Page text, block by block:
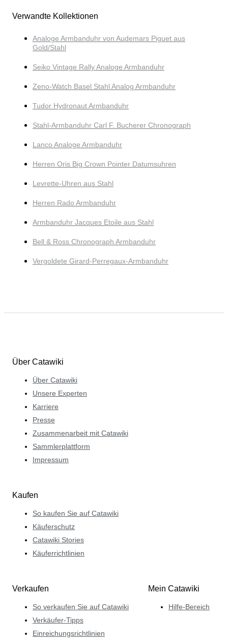
Verwandte Kollektionen
Analoge Armbanduhr von Audemars Piguet aus
Gold/Stahl
Seiko Vintage Rally Analoge Armbanduhr
Zeno-Watch Basel Stahl Analog Armbanduhr
Tudor Hydronaut Armbanduhr
Stahl-Armbanduhr Carl F. Bucherer Chronograph
Lanco Analoge Armbanduhr
Herren Oris Big Crown Pointer Datumsuhren
Levrette-Uhren aus Stahl
Herren Rado Armbanduhr
Armbanduhr Jacques Etoile aus Stahl
Bell & Ross Chronograph Armbanduhr
Vergoldete Girard-Perregaux-Armbanduhr
Über Catawiki
Über Catawiki
Unsere Experten
Karriere
Presse
Zusammenarbeit mit Catawiki
Sammlerplattform
Impressum
Kaufen
So kaufen Sie auf Catawiki
Käuferschutz
Catawiki Stories
Käuferrichtlinien
Verkaufen
So verkaufen Sie auf Catawiki
Verkäufer-Tipps
Einreichungsrichtlinien
Mein Catawiki
Hilfe-Bereich